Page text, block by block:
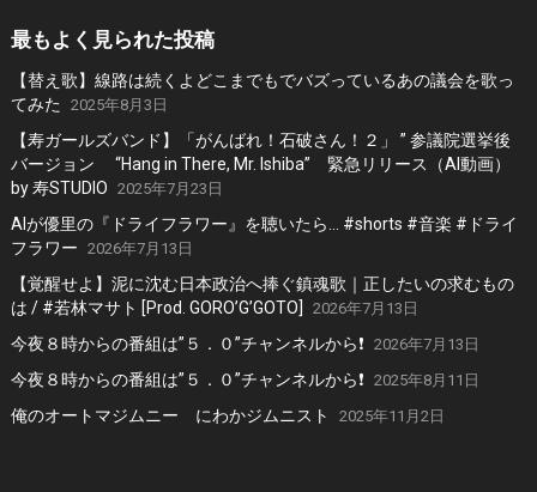
最もよく見られた投稿
【替え歌】線路は続くよどこまでもでバズっているあの議会を歌っ
てみた
2025年8月3日
【寿ガールズバンド】「がんばれ！石破さん！２」 ” 参議院選挙後
バージョン “Hang in There, Mr. Ishiba” 緊急リリース（AI動画）
by 寿STUDIO 2025年7月23日
AIが優里の『ドライフラワー』を聴いたら… #shorts #音楽 #ドライ
フラワー 2026年7月13日
【覚醒せよ】泥に沈む日本政治へ捧ぐ鎮魂歌｜正したいの求むもの
は / #若林マサト [Prod. GORO’G’GOTO]
2026年7月13日
今夜８時からの番組は”５．０”チャンネルから❗️ 2026年7月13日
今夜８時からの番組は”５．０”チャンネルから❗️ 2025年8月11日
俺のオートマジムニー にわかジムニスト 2025年11月2日